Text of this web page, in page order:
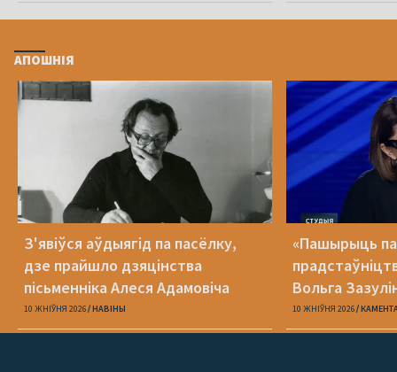
АПОШНІЯ
З'явіўся аўдыягід па пасёлку,
дзе прайшло дзяцінства
пісьменніка Алеся Адамовіча
10 ЖНІЎНЯ 2026 НАВІНЫ
«Пашырыць
Вольга
на новай
10 ЖНІЎНЯ 2026